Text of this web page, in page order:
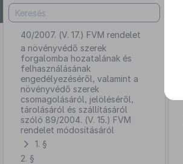
40/2007. (V. 17.) FVM rendelet
a növényvédő szerek
forgalomba hozatalának és
felhasználásának
engedélyezéséről, valamint a
növényvédő szerek
csomagolásáról, jelöléséről,
tárolásáról és szállításáról
szóló 89/2004. (V. 15.) FVM
rendelet módosításáról
1. §
2. §